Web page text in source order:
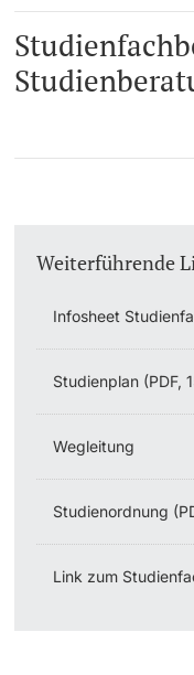
Weiterführende
Infosheet
Studienplan (PDF,
Wegleitung
Studienordnung
Link zum